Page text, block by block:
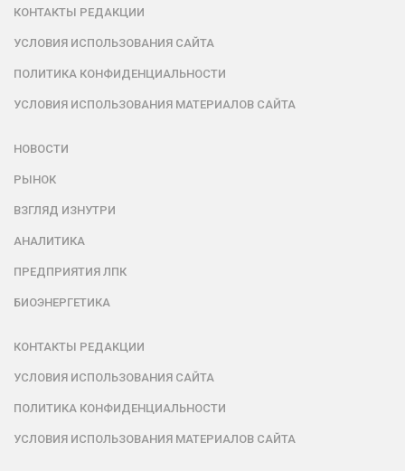
КОНТАКТЫ РЕДАКЦИИ
УСЛОВИЯ ИСПОЛЬЗОВАНИЯ САЙТА
ПОЛИТИКА КОНФИДЕНЦИАЛЬНОСТИ
УСЛОВИЯ ИСПОЛЬЗОВАНИЯ МАТЕРИАЛОВ САЙТА
НОВОСТИ
РЫНОК
ВЗГЛЯД ИЗНУТРИ
АНАЛИТИКА
ПРЕДПРИЯТИЯ ЛПК
БИОЭНЕРГЕТИКА
КОНТАКТЫ РЕДАКЦИИ
УСЛОВИЯ ИСПОЛЬЗОВАНИЯ САЙТА
ПОЛИТИКА КОНФИДЕНЦИАЛЬНОСТИ
УСЛОВИЯ ИСПОЛЬЗОВАНИЯ МАТЕРИАЛОВ САЙТА